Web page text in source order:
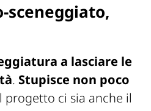
sceneggiato,
a lasciare le
. Stupisce non poco
progetto ci sia anche il